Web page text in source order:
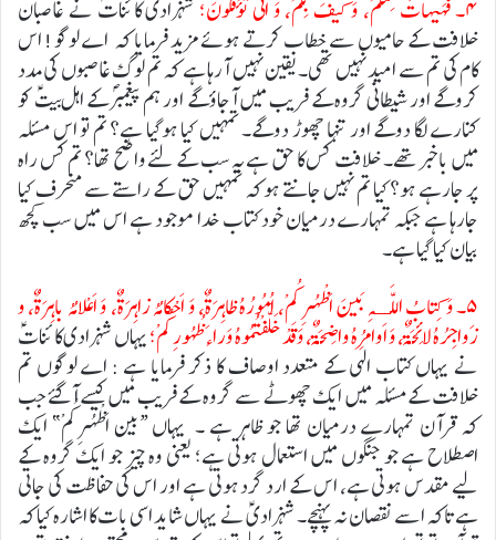
۴۔ فَهَیهاتَ مِنْكُمْ، وَ كَیفَ بِكُمْ، وَ اَنَّی تُؤْفَكُونَ؛
شہزادی کائناتؑ نے غاصبان
خلافت کے حامیوں سے خطاب کرتے ہوئے مزید فرمایا کہ اے لوگو! اس
کام کی تم سے امید نہیں تھی۔ یقین نہیں آرہا ہے کہ تم لوگ غاصبوں کی مدد
کروگے اور شیطانی گروہ کے فریب میں آجاؤگے اور ہم پیغمبرؐ کے اہل بیتؑ کو
کنارے لگا دوگے اور تنہا چھوڑ دوگے۔ تمہیں کیا ہوگیا ہے؟ تم تو اس مسئلہ
میں باخبر تھے۔ خلافت کس کا حق ہے یہ سب کے لئے واضح تھا؟ تم کس راہ
پر جارہے ہو؟ کیا تم نہیں جانتے ہو کہ تمہیں حق کے راستے سے منحرف کیا
جارہا ہے جبکہ تمہارے درمیان خود کتاب خدا موجود ہے اس میں سب کچھ
بیان کیا گیا ہے۔
۵۔ وَ كِتابُ اللَّـهِ بَینَ اَظْهُرِكُمْ، اُمُورُهُ ظاهِرَةٌ، وَ اَحْكامُهُ زاهِرَةٌ، وَ اَعْلامُهُ باهِرَةٌ، و
زَواجِرُهُ لائِحَةٌ، وَ اَوامِرُهُ واضِحَةٌ، وَ قَدْ خَلَّفْتُمُوهُ وَراءَ ظُهُورِكُمْ؛یہاں شہزادی کائناتؑ
نے یہاں کتاب الہی کے متعدد اوصاف کا ذکر فرمایا ہے : اے لوگوں تم
خلافت کے مسئلہ میں ایک چھوٹے سے گروہ کے فریب میں کیسے آگئے جب
کہ قرآن تمہارے درمیان تھا جو ظاہر ہے ۔ یہاں “بین اَظْہُرِکُمْ” ایک
اصطلاح ہے جو جنگوں میں استعمال ہوتی ہے؛ یعنی وہ چیز جو ایک گروہ کے
لیے مقدس ہوتی ہے، اس کے ارد گرد ہوتی ہے اور اس کی حفاظت کی جاتی
ہے تاکہ اسے نقصان نہ پہنچے۔ شہزادیؑ نے یہاں شاید اسی بات کا اشارہ کیا کہ